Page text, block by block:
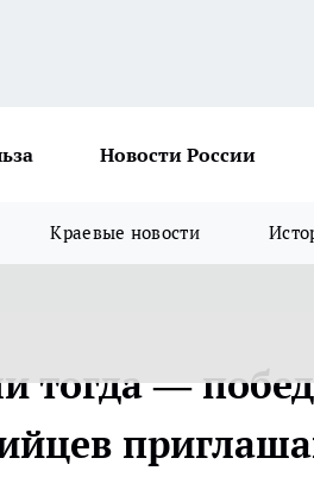
Новости России
Краевые новости
тогда —